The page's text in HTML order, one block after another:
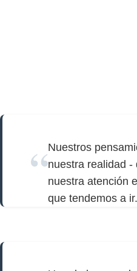
Nuestros
nuestra realidad -
nuestra atención
que tendemos a ir.